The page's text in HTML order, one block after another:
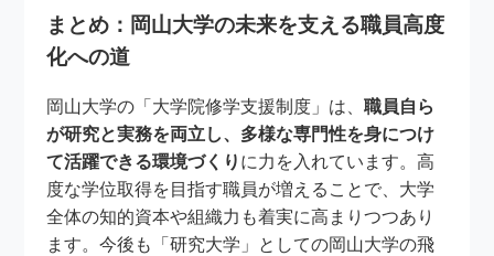
まとめ：岡山大学の未来を支える職員高度
化への道
岡山大学の「大学院修学支援制度」は、職員自ら
が研究と実務を両立し、多様な専門性を身につけ
て活躍できる環境づくり に力を入れています。高
度な学位取得を目指す職員が増えることで、大学
全体の知的資本や組織力も着実に高まりつつあり
ます。今後も「研究大学」としての岡山大学の飛